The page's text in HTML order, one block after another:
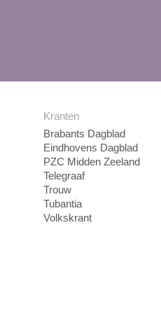
Kranten
Brabants Dagblad
Eindhovens Dagblad
PZC Midden Zeeland
Telegraaf
Trouw
Tubantia
Volkskrant